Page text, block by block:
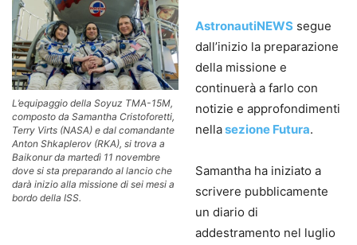
L’equipaggio della Soyuz TMA-15M,
composto da Samantha Cristoforetti,
Terry Virts (NASA) e dal comandante
Anton Shkaplerov (RKA), si trova a
Baikonur da martedì 11 novembre
dove si sta preparando al lancio che
darà inizio alla missione di sei mesi a
bordo della ISS.
AstronautiNEWS segue
dall’inizio la preparazione
della missione e
continuerà a farlo con
notizie e approfondimenti
nellasezione Futura.
Samantha ha iniziato a
scrivere pubblicamente
un diario di
addestramento nel luglio